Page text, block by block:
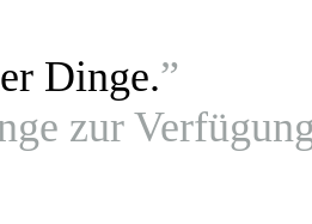
Dinge.”
zur